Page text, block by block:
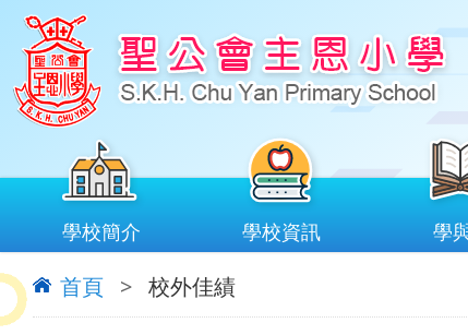
學校簡介 學校資訊 學
首頁 > 校外佳績